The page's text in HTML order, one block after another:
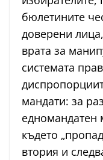
бюлетините
доверени
врата за
системата
мандати: за
едномандатен
където
втория и